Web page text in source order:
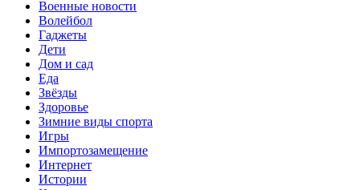
Военные новости
Волейбол
Гаджеты
Дети
Дом и сад
Еда
Звёзды
Здоровье
Зимние виды спорта
Игры
Импортозамещение
Интернет
Истории